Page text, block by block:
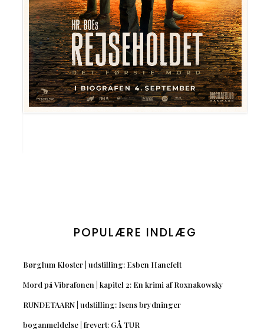
POPULÆRE INDLÆG
Børglum Kloster | udstilling: Esben Hanefelt
Mord på Vibrafonen | kapitel 2: En krimi af Roxnakowsky
RUNDETAARN | udstilling: Isens brydninger
boganmeldelse | frevert: GÅ TUR